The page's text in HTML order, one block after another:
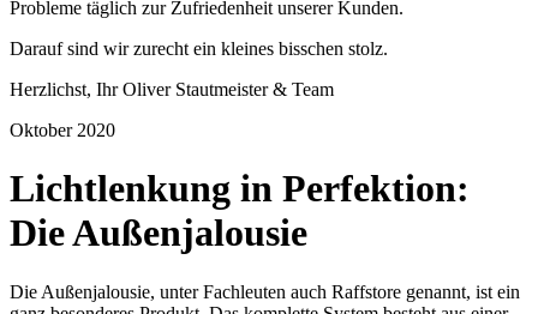
Probleme täglich zur Zufriedenheit unserer Kunden.
Darauf sind wir zurecht ein kleines bisschen stolz.
Herzlichst, Ihr Oliver Stautmeister & Team
Oktober 2020
Lichtlenkung in Perfektion:
Die Außenjalousie
Die Außenjalousie, unter Fachleuten auch Raffstore genannt, ist ein